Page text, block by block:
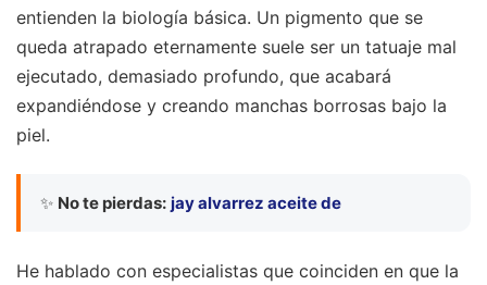
entienden la biología básica. Un pigmento que se
queda atrapado eternamente suele ser un tatuaje mal
ejecutado, demasiado profundo, que acabará
expandiéndose y creando manchas borrosas bajo la
piel.
✨ No te pierdas: jay alvarrez aceite de
He hablado con especialistas que coinciden en que la